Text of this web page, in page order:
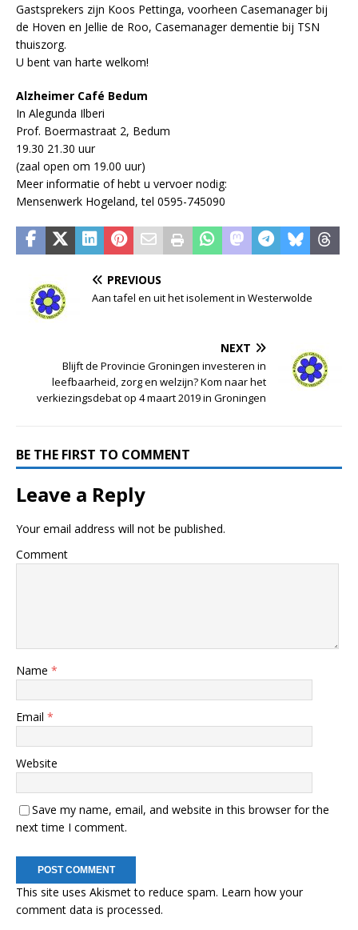
Gastsprekers zijn Koos Pettinga, voorheen Casemanager bij
de Hoven en Jellie de Roo, Casemanager dementie bij TSN
thuiszorg.
U bent van harte welkom!
Alzheimer Café Bedum
In Alegunda Ilberi
Prof. Boermastraat 2, Bedum
19.30 21.30 uur
(zaal open om 19.00 uur)
Meer informatie of hebt u vervoer nodig:
Mensenwerk Hogeland, tel 0595-745090
PREVIOUS
Aan tafel en uit het isolement in Westerwolde
NEXT
Blijft de Provincie Groningen investeren in
leefbaarheid, zorg en welzijn? Kom naar het
verkiezingsdebat op 4 maart 2019 in Groningen
BE THE FIRST TO COMMENT
Leave a Reply
Your email address will not be published.
Comment
Name *
Email *
Website
Save my name, email, and website in this browser for the
next time I comment.
This site uses Akismet to reduce spam. Learn how your
comment data is processed.